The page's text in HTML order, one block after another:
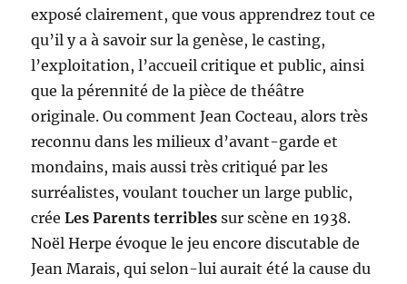
exposé clairement, que vous apprendrez tout ce
qu’il y a à savoir sur la genèse, le casting,
l’exploitation, l’accueil critique et public, ainsi
que la pérennité de la pièce de théâtre
originale. Ou comment Jean Cocteau, alors très
reconnu dans les milieux d’avant-garde et
mondains, mais aussi très critiqué par les
surréalistes, voulant toucher un large public,
créeLes Parents terribles sur scène en 1938.
Noël Herpe évoque le jeu encore discutable de
Jean Marais, qui selon-lui aurait été la cause du